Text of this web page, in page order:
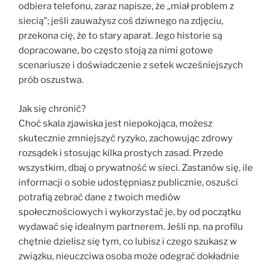
odbiera telefonu, zaraz napisze, że „miał problem z
siecią”; jeśli zauważysz coś dziwnego na zdjęciu,
przekona cię, że to stary aparat. Jego historie są
dopracowane, bo często stoją za nimi gotowe
scenariusze i doświadczenie z setek wcześniejszych
prób oszustwa.
Jak się chronić?
Choć skala zjawiska jest niepokojąca, możesz
skutecznie zmniejszyć ryzyko, zachowując zdrowy
rozsądek i stosując kilka prostych zasad. Przede
wszystkim, dbaj o prywatność w sieci. Zastanów się, ile
informacji o sobie udostępniasz publicznie, oszuści
potrafią zebrać dane z twoich mediów
społecznościowych i wykorzystać je, by od początku
wydawać się idealnym partnerem. Jeśli np. na profilu
chętnie dzielisz się tym, co lubisz i czego szukasz w
związku, nieuczciwa osoba może odegrać dokładnie